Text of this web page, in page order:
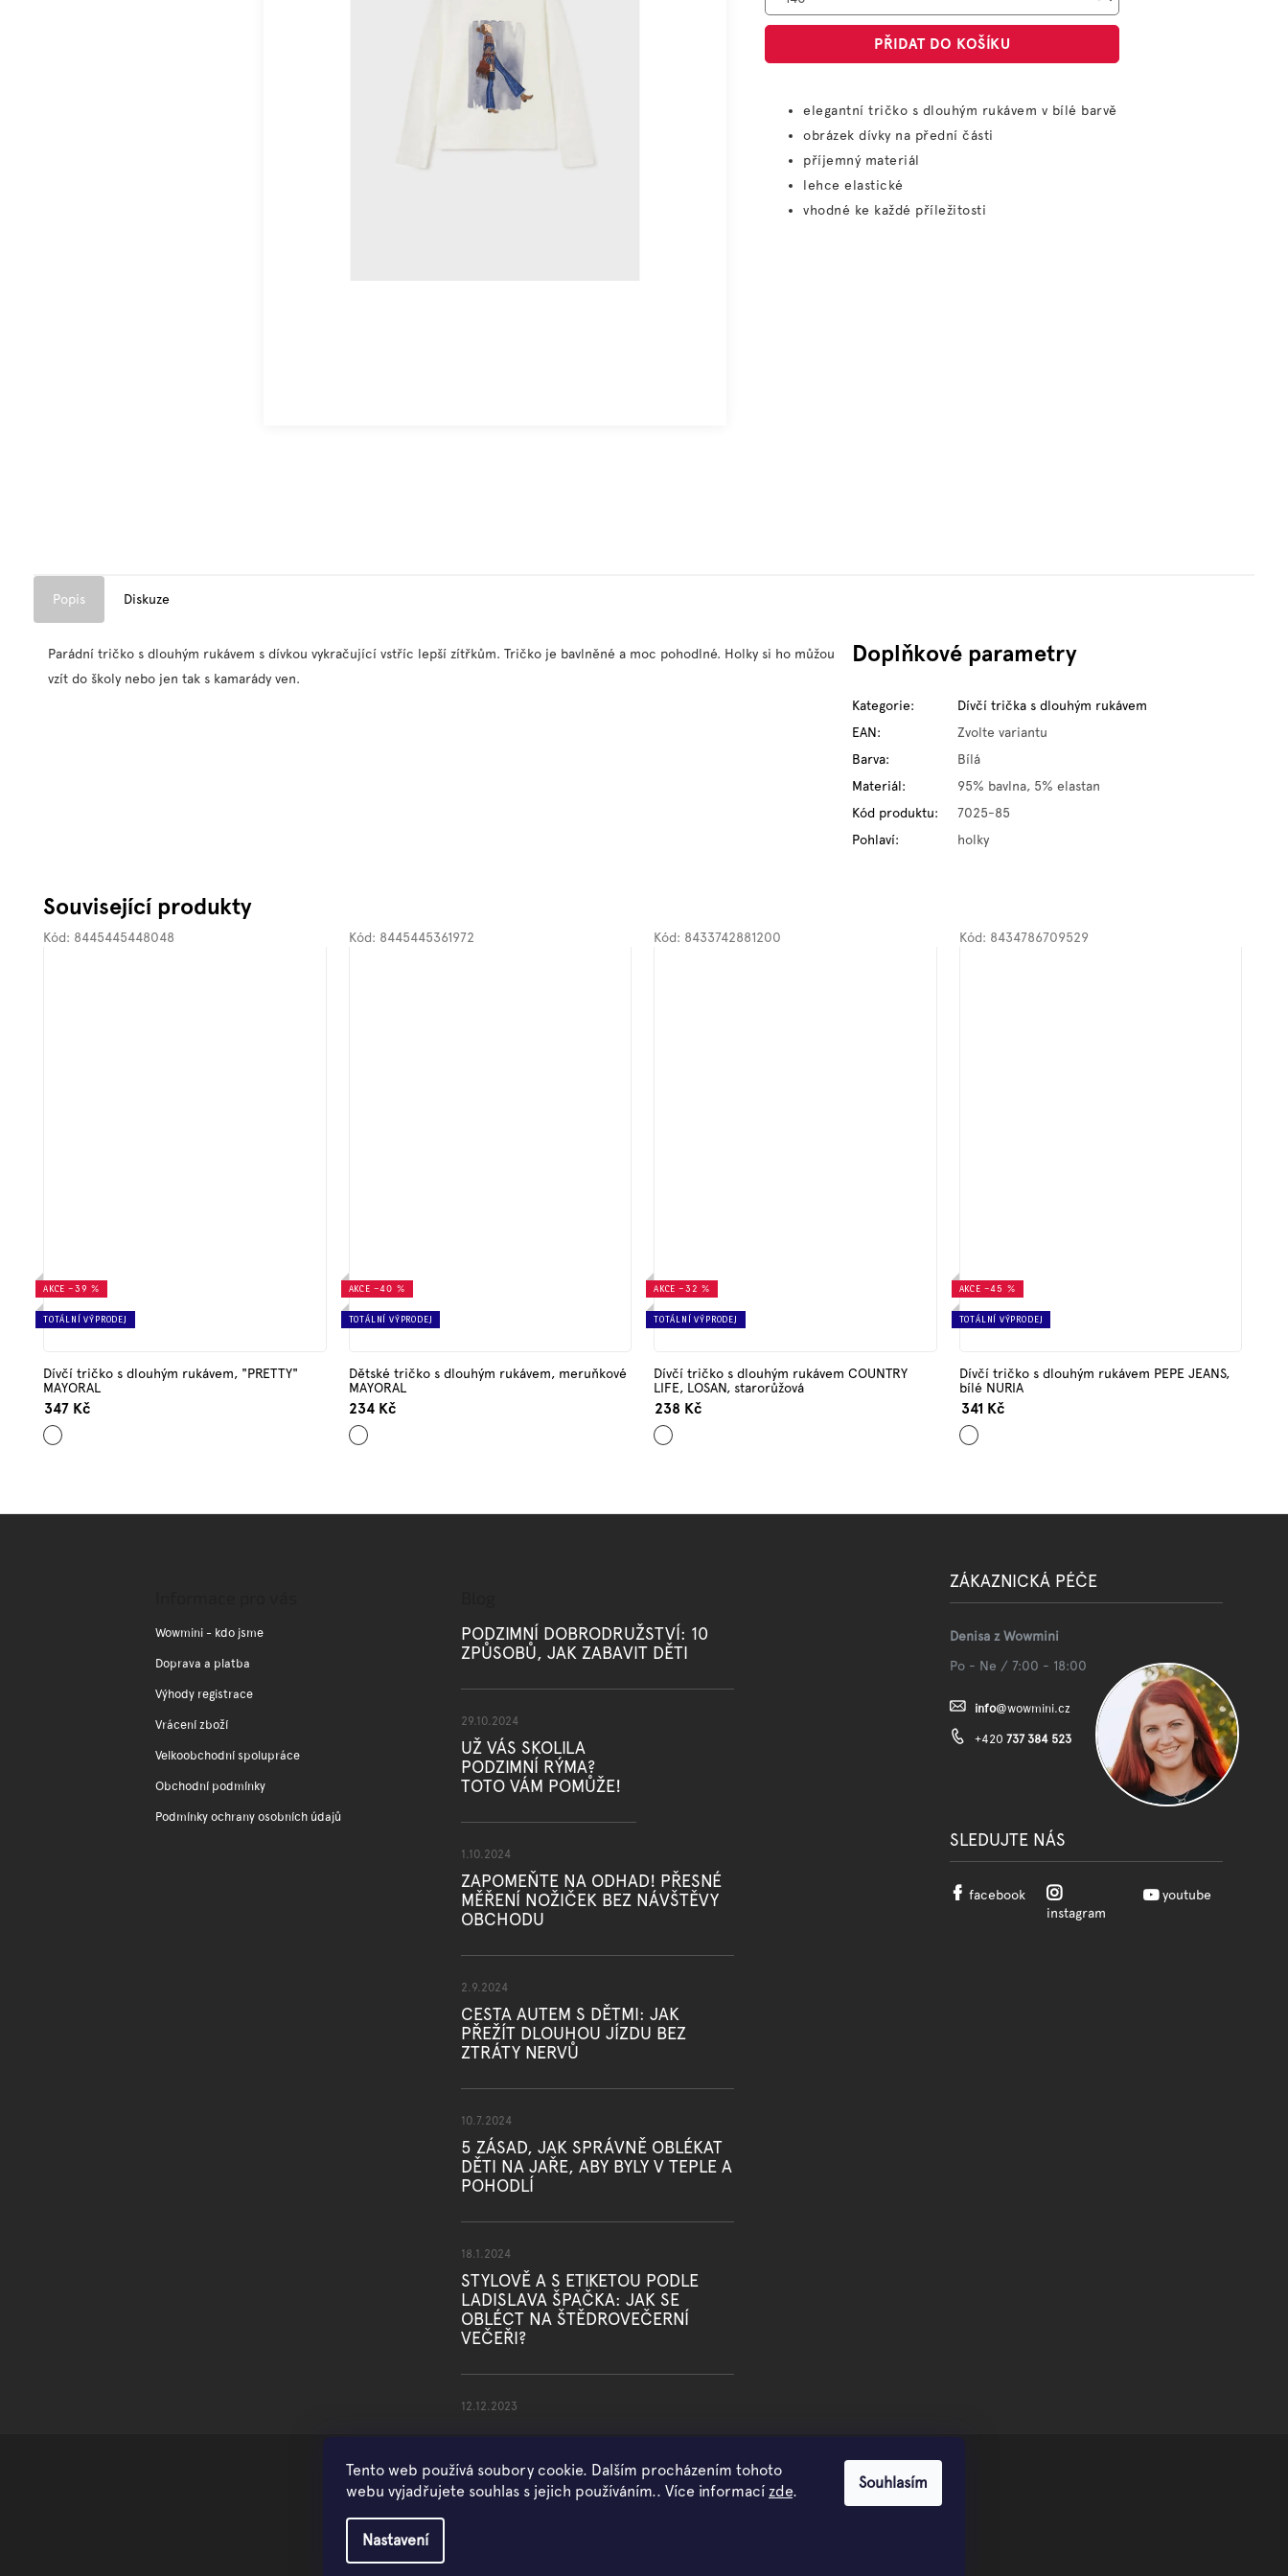
Tento web používá soubory cookie. Dalším procházením tohoto
webu vyjadřujete souhlas s jejich používáním.. Více informací zde.
Nastavení
Souhlasím
PŘIDAT DO KOŠÍKU
elegantní tričko s dlouhým rukávem v bílé barvě
obrázek dívky na přední části
příjemný materiál
lehce elastické
vhodné ke každé příležitosti
Popis Diskuze
Parádní tričko s dlouhým rukávem s dívkou vykračující vstříc lepší zítřkům. Tričko je bavlněné a moc pohodlné. Holky si ho můžou
vzít do školy nebo jen tak s kamarády ven.
Doplňkové parametry
Kategorie:
Dívčí trička s dlouhým rukávem
EAN:
Zvolte variantu
Barva:
Bílá
Materiál:
95% bavlna, 5% elastan
Kód produktu:
7025-85
Pohlaví: holky
Související produkty
AKCE –39 %
TOTÁLNÍ VÝPRODEJ
Dívčí tričko s dlouhým rukávem, "PRETTY"
MAYORAL
347 Kč
Ecru
Kód: 8445445448048
AKCE –40 %
TOTÁLNÍ VÝPRODEJ
Dětské tričko s dlouhým rukávem, meruňkové
MAYORAL
234 Kč
Starorůžová
Kód: 8445445361972
AKCE –32 %
TOTÁLNÍ VÝPRODEJ
Dívčí tričko s dlouhým rukávem COUNTRY
LIFE, LOSAN, starorůžová
238 Kč
Starorůžová
Kód: 8433742881200
AKCE –45 %
TOTÁLNÍ VÝPRODEJ
Dívčí tričko s dlouhým rukávem PEPE JEANS,
bílé NURIA
341 Kč
Bílá
Kód: 8434786709529
Wowmini - kdo jsme
Doprava a platba
Výhody registrace
Vrácení zboží
Velkoobchodní spolupráce
Obchodní podmínky
Podmínky ochrany osobních údajů
PODZIMNÍ DOBRODRUŽSTVÍ: 10
ZPŮSOBŮ, JAK ZABAVIT DĚTI
29.10.2024
UŽ VÁS SKOLILA
PODZIMNÍ RÝMA?
TOTO VÁM POMŮŽE!
1.10.2024
ZAPOMEŇTE NA ODHAD! PŘESNÉ
MĚŘENÍ NOŽIČEK BEZ NÁVŠTĚVY
OBCHODU
2.9.2024
CESTA AUTEM S DĚTMI: JAK
PŘEŽÍT DLOUHOU JÍZDU BEZ
ZTRÁTY NERVŮ
10.7.2024
5 ZÁSAD, JAK SPRÁVNĚ OBLÉKAT
DĚTI NA JAŘE, ABY BYLY V TEPLE A
POHODLÍ
18.1.2024
STYLOVĚ A S ETIKETOU PODLE
LADISLAVA ŠPAČKA: JAK SE
OBLÉCT NA ŠTĚDROVEČERNÍ
VEČEŘI?
12.12.2023
ZÁKAZNICKÁ PÉČE
Denisa z Wowmini
Po - Ne / 7:00 - 18:00
info@wowmini.cz
+420 737 384 523
SLEDUJTE NÁS
facebook
instagram
youtube
Copyright 2026WOWMINI. Všechna práva vyhrazena.